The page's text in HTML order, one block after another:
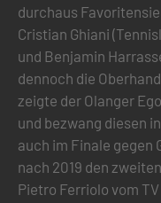
durchaus
Cristian Ghiani
und Benjamin
dennoch die
zeigte der Olanger
und bezwang diesen
auch im Finale gegen
nach 2019 den
Pietro Ferriolo vom